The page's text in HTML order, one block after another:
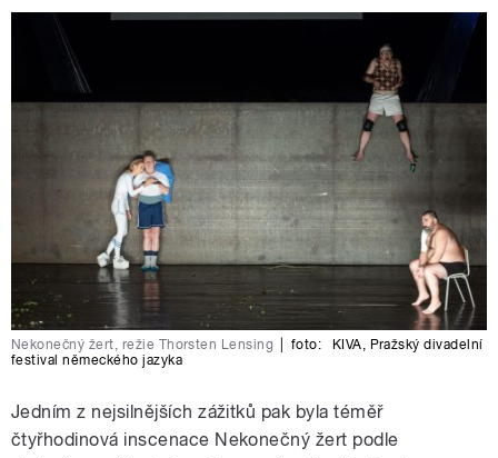
Nekonečný žert, režie Thorsten Lensing foto: KIVA Pražský divadelní
festival německého jazyka
Jedním z nejsilnějších zážitků pak byla téměř
čtyřhodinová inscenace Nekonečný žert podle